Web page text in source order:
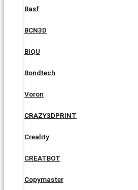
Basf
BCN3D
BIQU
Bondtech
Voron
CRAZY3DPRINT
Creality
CREATBOT
Copymaster